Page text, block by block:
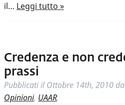
il… Leggi tutto »
Credenza e non
prassi
Pubblicati ilOttobre 14th, 2010 da
Opinioni, UAAR.